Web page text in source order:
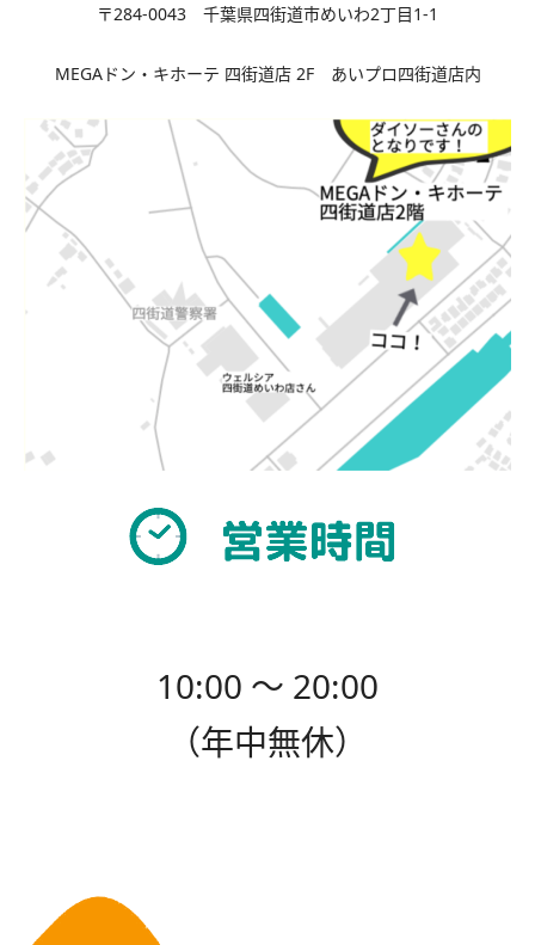
〒284-0043 千葉県四街道市めいわ2丁目1-1
MEGAドン・キホーテ 四街道店 2F あいプロ四街道店内
10:00 〜 20:00
（年中無休）